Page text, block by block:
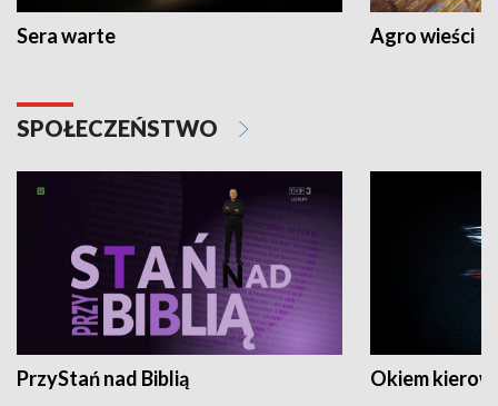
Sera warte Agro wieści
SPOŁECZEŃSTWO
PrzyStań nad Biblią Okiem